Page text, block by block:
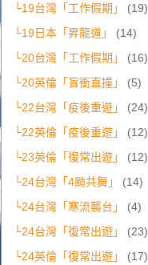
└19台灣「工作假期」
(19)
└19日本「昇龍道」
(14)
└20台灣「工作假期」
(16)
└20英倫「盲衝直撞」
(5)
└22台灣「疫後重遊」
(24)
└22英倫「疫後重遊」
(12)
└23英倫「復常出遊」
(12)
└24台灣「4颱共舞」
(14)
└24台灣「寒流襲台」
(4)
└24台灣「復常出遊」
(23)
└24英倫「復常出遊」
(17)